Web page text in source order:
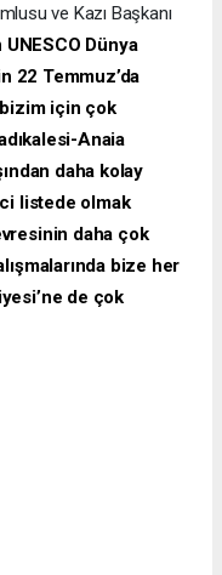
ve Kazı Başkanı
UNESCO Dünya
22 Temmuz’da
bizim için çok
Anaia
daha kolay
listede olmak
daha çok
bize her
de çok